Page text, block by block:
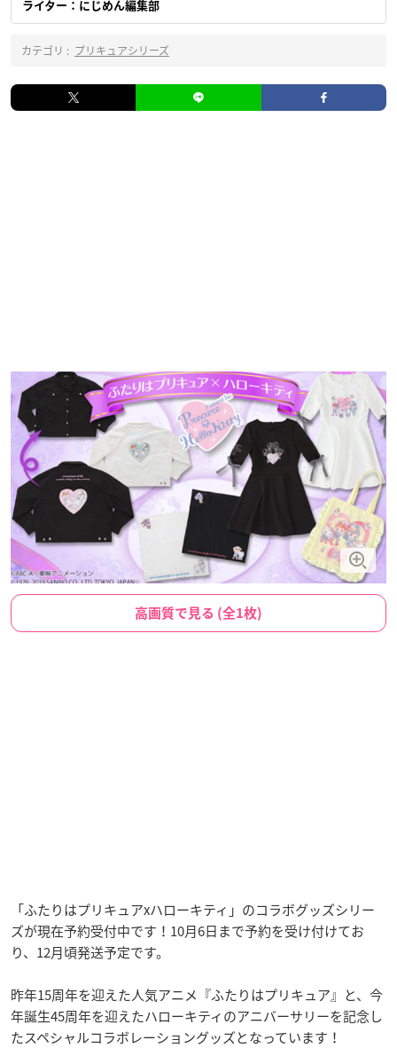
ライター：にじめん編集部
カテゴリ : プリキュアシリーズ
高画質で見る (全1枚)
「ふたりはプリキュアxハローキティ」のコラボグッズシリー
ズが現在予約受付中です！10月6日まで予約を受け付けてお
り、12月頃発送予定です。
昨年15周年を迎えた人気アニメ『ふたりはプリキュア』と、今
年誕生45周年を迎えたハローキティのアニバーサリーを記念し
たスペシャルコラボレーショングッズとなっています！